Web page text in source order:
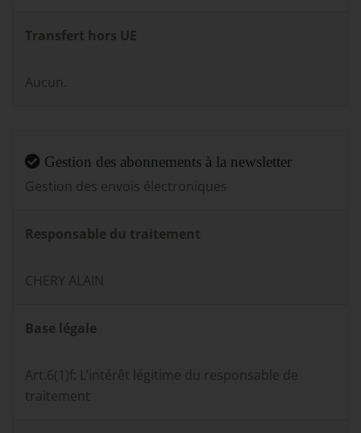
Transfert hors UE
Aucun.
Gestion des abonnements à la newsletter
Gestion des envois électroniques
Responsable du traitement
CHERY ALAIN
Base légale
Art.6(1)f: L’intérêt légitime du responsable de
traitement